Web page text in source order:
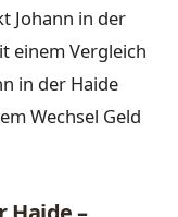
Johann in der
einem Vergleich
in der Haide
Wechsel Geld